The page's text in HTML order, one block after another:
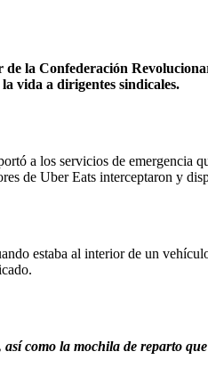
la Confederación
vida a dirigentes sindicales.
a los servicios de emergencia
de Uber Eats interceptaron y
estaba al interior de un
como la mochila de reparto